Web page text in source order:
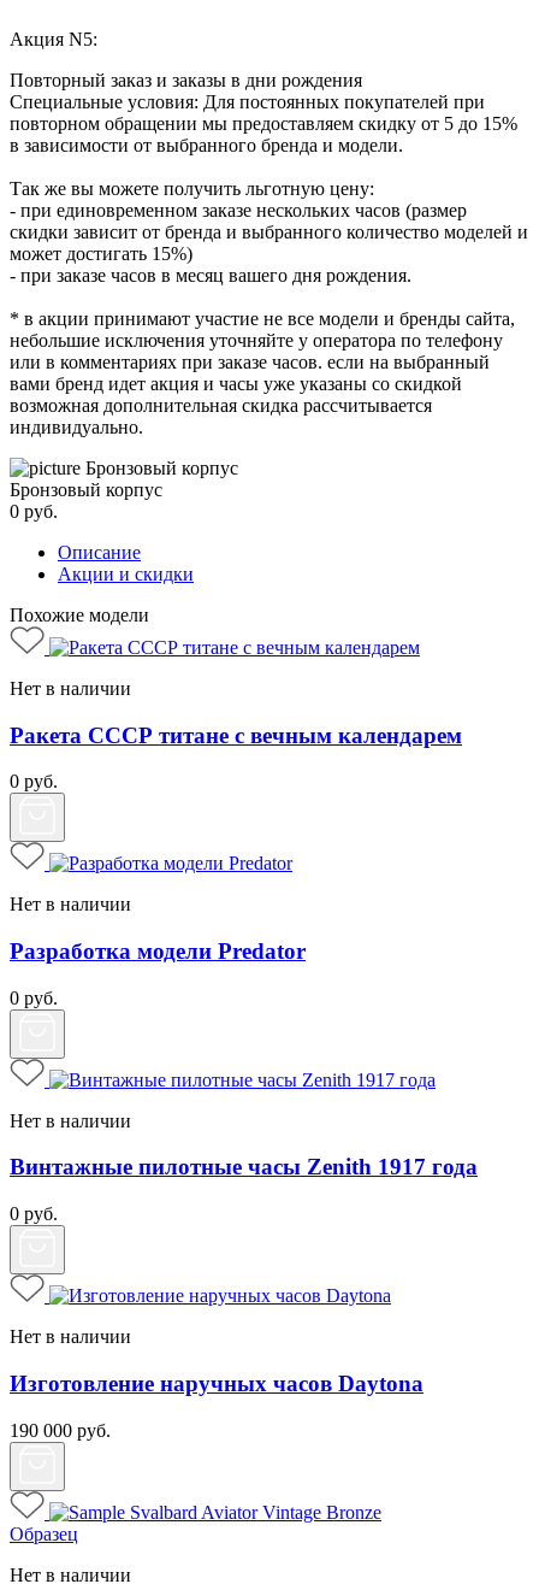
Акция N5:
Повторный заказ и заказы в дни рождения
Специальные условия: Для постоянных покупателей при
повторном обращении мы предоставляем скидку от 5 до 15%
в зависимости от выбранного бренда и модели.
Так же вы можете получить льготную цену:
- при единовременном заказе нескольких часов (размер
скидки зависит от бренда и выбранного количество моделей и
может достигать 15%)
- при заказе часов в месяц вашего дня рождения.
* в акции принимают участие не все модели и бренды сайта,
небольшие исключения уточняйте у оператора по телефону
или в комментариях при заказе часов. если на выбранный
вами бренд идет акция и часы уже указаны со скидкой
возможная дополнительная скидка рассчитывается
индивидуально.
Бронзовый корпус
0 руб.
Описание
Акции и скидки
Похожие модели
Нет в наличии
Ракета СССР титане с вечным календарем
0 руб.
Нет в наличии
Разработка модели Predator
0 руб.
Нет в наличии
Винтажные пилотные часы Zenith 1917 года
0 руб.
Нет в наличии
Изготовление наручных часов Daytona
190 000 руб.
Образец
Нет в наличии